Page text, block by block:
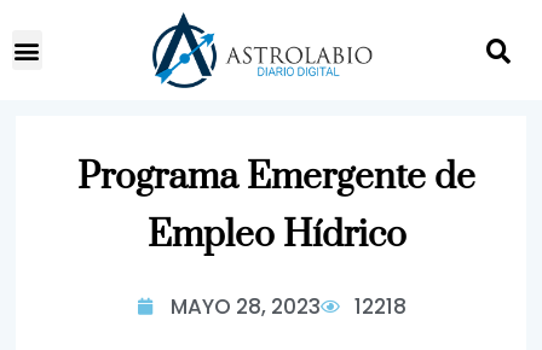
Programa Emergente de
Empleo Hídrico
MAYO 28, 2023 12218